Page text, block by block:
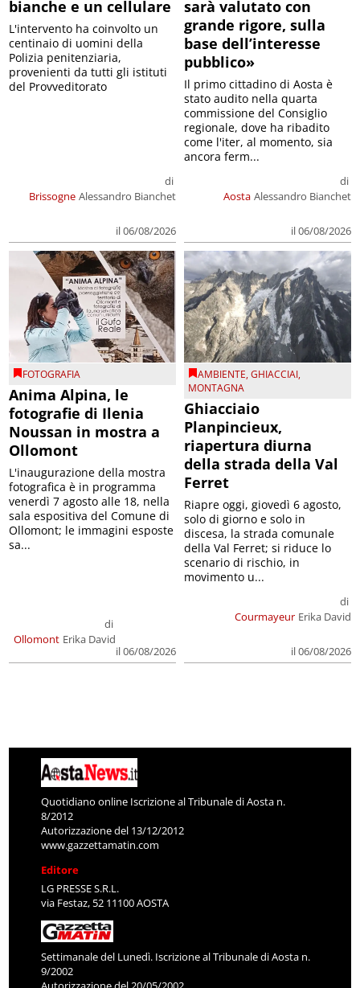
bianche e un cellulare
Brissogne
di
Alessandro Bianchet
il 06/08/2026
L'intervento ha coinvolto un
centinaio di uomini della
Polizia penitenziaria,
provenienti da tutti gli istituti
del Provveditorato
sarà valutato con
grande rigore, sulla
base dell’interesse
pubblico»
Aosta
di
Alessandro Bianchet
il 06/08/2026
Il primo cittadino di Aosta è
stato audito nella quarta
commissione del Consiglio
regionale, dove ha ribadito
come l'iter, al momento, sia
ancora ferm...
FOTOGRAFIA
Anima Alpina, le
fotografie di Ilenia
Noussan in mostra a
Ollomont
Ollomont
di
Erika David
il 06/08/2026
L'inaugurazione della mostra
fotografica è in programma
venerdì 7 agosto alle 18, nella
sala espositiva del Comune di
Ollomont; le immagini esposte
sa...
AMBIENTE,GHIACCIAI,
MONTAGNA
Ghiacciaio
Planpincieux,
riapertura diurna
della strada della Val
Ferret
Courmayeur
di
Erika David
il 06/08/2026
Riapre oggi, giovedì 6 agosto,
solo di giorno e solo in
discesa, la strada comunale
della Val Ferret; si riduce lo
scenario di rischio, in
movimento u...
Quotidiano online Iscrizione al Tribunale di Aosta n.
8/2012
Autorizzazione del 13/12/2012
www.gazzettamatin.com
Editore
LG PRESSE S.R.L.
via Festaz, 52 11100 AOSTA
Settimanale del Lunedì. Iscrizione al Tribunale di Aosta n.
9/2002